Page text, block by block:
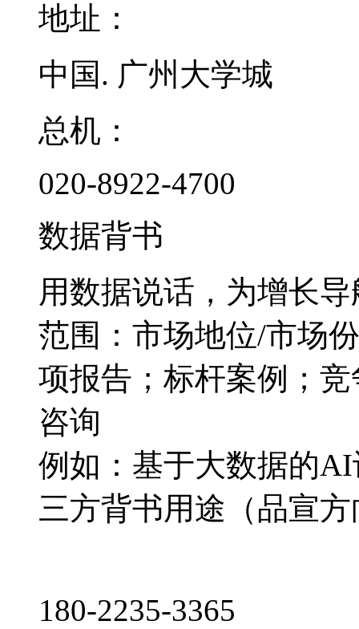
地址：
中国. 广州大学城
总机：
020-8922-4700
数据背书
用数据说话，为增长导
范围：市场地位/市场
项报告；标杆案例；
咨询
例如：基于大数据的
三方背书用途（品宣
180-2235-3365